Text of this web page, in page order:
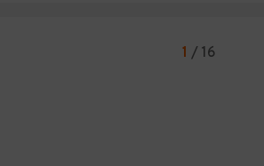
1 / 16